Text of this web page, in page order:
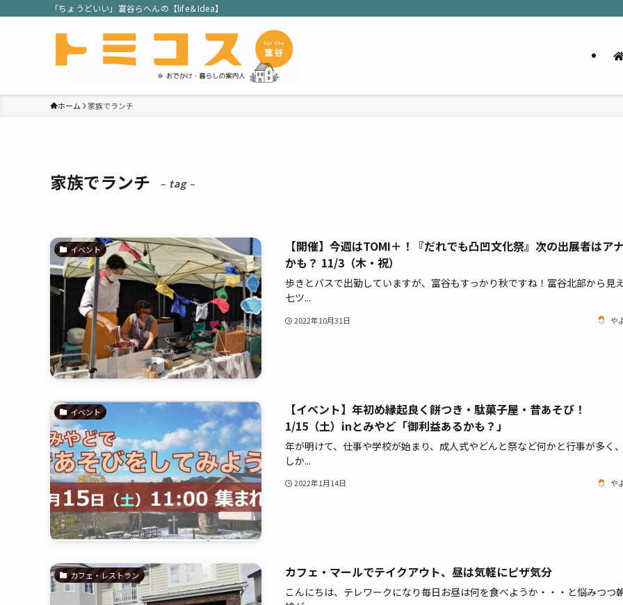
「ちょうどいい」富谷らへんの【life＆Idea】
ホーム 家族でランチ
家族でランチ – tag –
イベント
【開催】今週はTOMI＋！『だれでも凸凹文化祭』次の出展者はア
かも？ 11/3（木・祝）
歩きとバスで出勤していますが、富谷もすっかり秋ですね！富谷北部から見
七ツ...
2022年10月31日 や
イベント
【イベント】年初め縁起良く餅つき・駄菓子屋・昔あそび！
1/15（土）inとみやど「御利益あるかも？」
年が明けて、仕事や学校が始まり、成人式やどんと祭など何かと行事が多く
しか...
2022年1月14日 や
カフェ・レストラン カフェ・マールでテイクアウト、昼は気軽にピザ気分
こんにちは、テレワークになり毎日お昼は何を食べようか・・・と悩みつつ